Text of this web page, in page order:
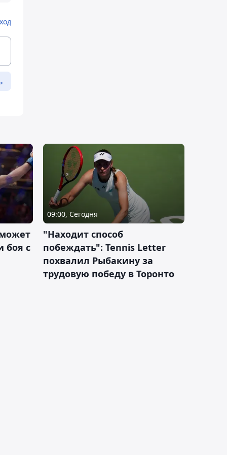
боя с
09:00, Сегодня
"Находит способ
побеждать": Tennis Letter
похвалил Рыбакину за
трудовую победу в Торонто